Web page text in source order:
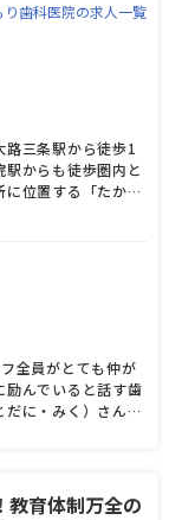
歯科医院の求人一覧
路三条駅から徒歩1
からも徒歩圏内と
位置する「たかも
だ。この場所に惚
医師として行き詰
が「Keep28」とい
。28本、すべての歯
ことをめざしてい
はないことは言う
全員がとても仲が
励んでいると話す歯
に・みく）さん。
の働きやすさや、
教育体制万全の